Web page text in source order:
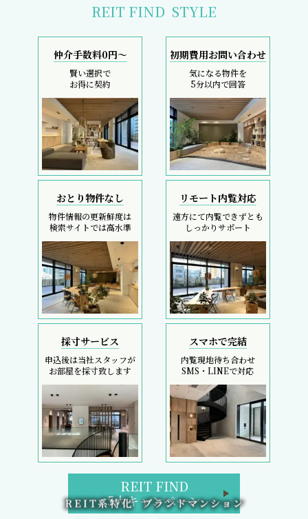
REIT FIND STYLE
仲介手数料0円～
賢い選択で
お得に契約
初期費用お問い合わせ
気になる物件を
5分以内で回答
おとり物件なし
物件情報の更新鮮度は
検索サイトでは高水準
リモート内覧対応
遠方にて内覧できずとも
しっかりサポート
採寸サービス
申込後は当社スタッフが
お部屋を採寸致します
スマホで完結
内覧現地待ち合わせ
SMS・LINEで対応
REIT FIND
5大キャンペーン